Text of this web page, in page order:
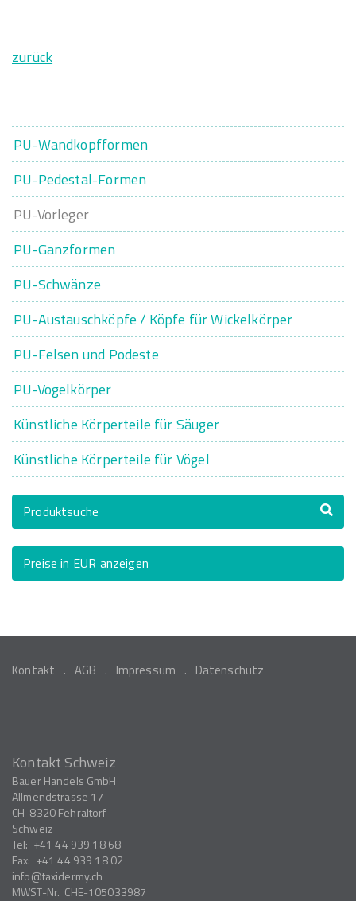
zurück
PU-Wandkopfformen
PU-Pedestal-Formen
PU-Vorleger
PU-Ganzformen
PU-Schwänze
PU-Austauschköpfe / Köpfe für Wickelkörper
PU-Felsen und Podeste
PU-Vogelkörper
Künstliche Körperteile für Säuger
Künstliche Körperteile für Vögel
Produktsuche
Preise in EUR anzeigen
Kontakt AGB Impressum Datenschutz
Kontakt Schweiz
Bauer Handels GmbH
Allmendstrasse 17
CH-8320Fehraltorf
Schweiz
Tel: +41 44 939 18 68
Fax: +41 44 939 18 02
info
taxidermy.ch
MWST-Nr. CHE-105033987